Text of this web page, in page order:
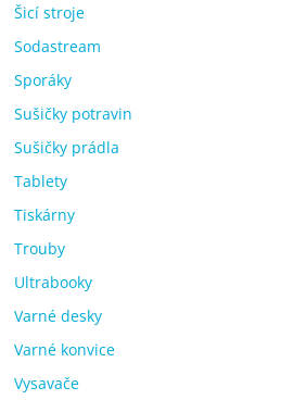
Šicí stroje
Sodastream
Sporáky
Sušičky potravin
Sušičky prádla
Tablety
Tiskárny
Trouby
Ultrabooky
Varné desky
Varné konvice
Vysavače